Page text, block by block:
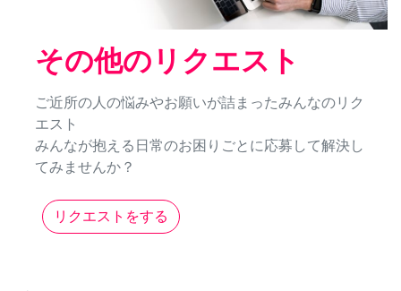
その他のリクエスト
ご近所の人の悩みやお願いが詰まったみんなのリク
エスト
みんなが抱える日常のお困りごとに応募して解決し
てみませんか？
リクエストをする